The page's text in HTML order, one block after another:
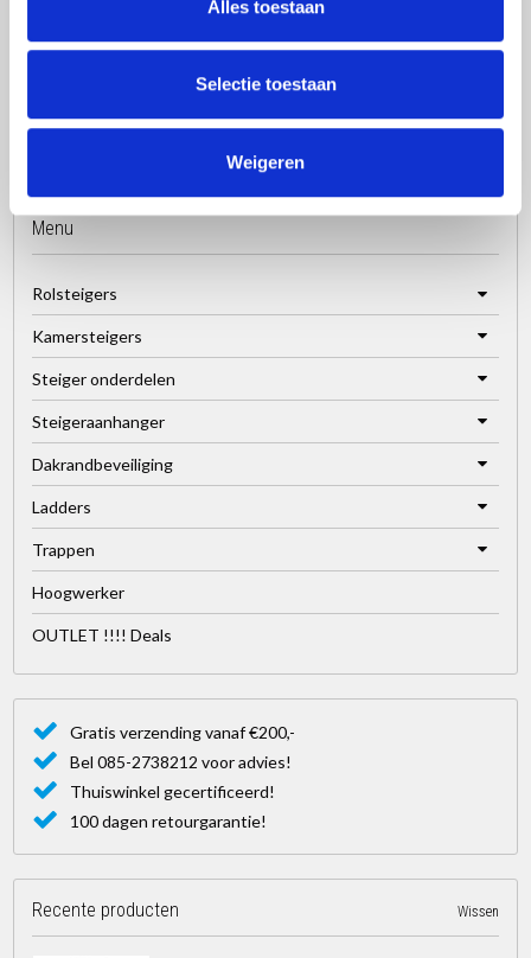
Alles toestaan
Selectie toestaan
Weigeren
Menu
Rolsteigers
Kamersteigers
Steiger onderdelen
Steigeraanhanger
Dakrandbeveiliging
Ladders
Trappen
Hoogwerker
OUTLET !!!! Deals
Gratis verzending vanaf €200,-
Bel 085-2738212 voor advies!
Thuiswinkel gecertificeerd!
100 dagen retourgarantie!
Recente producten Wissen